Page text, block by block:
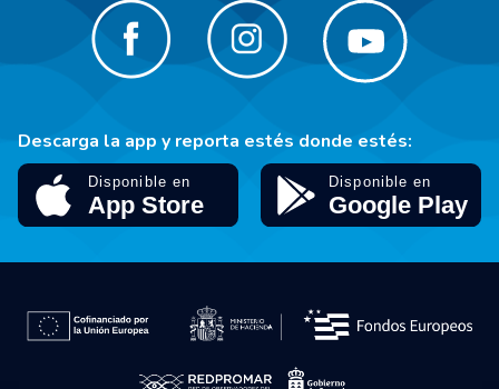
Descarga la app y reporta estés donde estés: